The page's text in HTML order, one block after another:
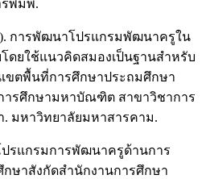
รพิมพ์.
การพัฒนาโปรแกรมพัฒนาครูใน
ดยใช้แนวคิดสมองเป็นฐานสำหรับ
ขตพื้นที่การศึกษาประถมศึกษา
ารศึกษามหาบัณฑิต สาขาวิชาการ
มหาวิทยาลัยมหาสารคาม.
ปรแกรมการพัฒนาครูด้านการ
กษาสังกัดสำนักงานการศึกษา